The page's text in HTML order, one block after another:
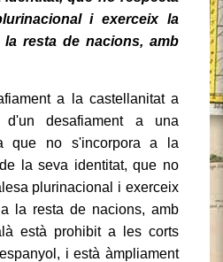
i exerceix la
resta de nacions, amb
a la castellanitat a
d'un desafiament a una
que no s'incorpora a la
la seva identitat, que no
plurinacional i exerceix
la resta de nacions, amb
està prohibit a les corts
i està àmpliament